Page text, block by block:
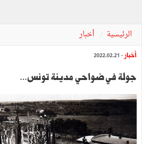
الرئيسية أخبار
أخبار - 2022.02.21
جولة في ضواحي مدينة تونس...